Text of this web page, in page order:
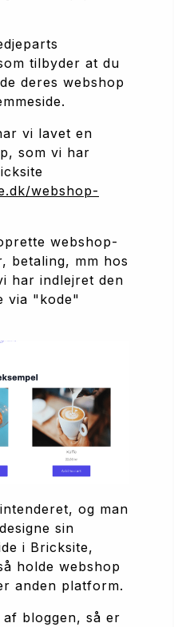
tilbyder at du
deres webshop
vi lavet en
som vi har
webshop-
webshop-
betaling, mm hos
har indlejret den
via "kode"
og man
sin
i Bricksite,
holde webshop
anden platform.
bloggen, så er